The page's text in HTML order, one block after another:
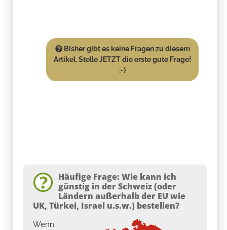
Bisher gibt es keine Fragen zu diesem
Artikel. Stelle JETZT die erste gute Frage!
:-)
Häufige Frage: Wie kann ich
günstig in der Schweiz (oder
Ländern außerhalb der EU wie
UK, Türkei, Israel u.s.w.) bestellen?
Wenn